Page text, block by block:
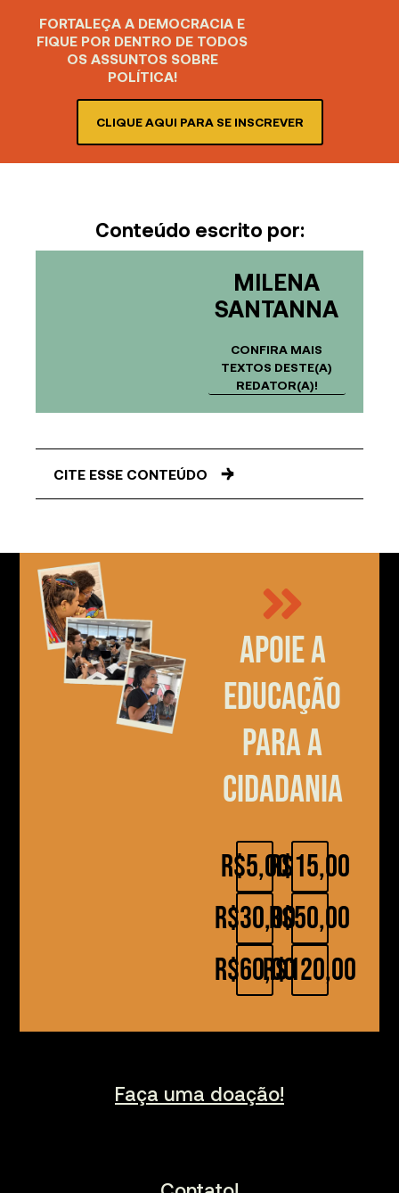
FORTALEÇA A DEMOCRACIA E
FIQUE POR DENTRO DE TODOS
OS ASSUNTOS SOBRE
POLÍTICA!
CLIQUE AQUI PARA SE INSCREVER
Conteúdo escrito por:
MILENA
SANTANNA
CONFIRA MAIS
TEXTOS DESTE(A)
REDATOR(A)!
CITE ESSE CONTEÚDO
Apoie a
educação
para a
cidadania
R$5,00
R$30,00
R$60,00
R$15,00
R$50,00
R$120,00
Faça uma doação!